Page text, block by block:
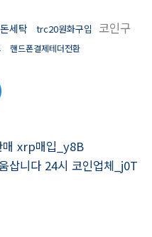
세탁 trc20원화구입 코인구
핸드폰결제테더전환
xrp매입_y8B
삽니다 24시 코인업체_j0T